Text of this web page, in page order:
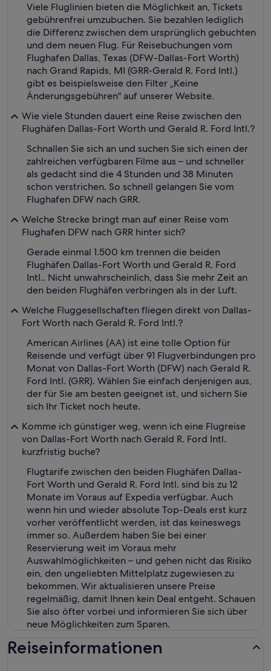
Viele Fluglinien bieten die Möglichkeit an, Tickets
gebührenfrei umzubuchen. Sie bezahlen lediglich
die Differenz zwischen dem ursprünglich gebuchten
und dem neuen Flug. Für Reisebuchungen vom
Flughafen Dallas, Texas (DFW-Dallas-Fort Worth)
nach Grand Rapids, MI (GRR-Gerald R. Ford Intl.)
gibt es beispielsweise den Filter „Keine
Änderungsgebühren" auf unserer Website.
Wie viele Stunden dauert eine Reise zwischen den
Flughäfen Dallas-Fort Worth und Gerald R. Ford Intl.?
Schnallen Sie sich an und suchen Sie sich einen der
zahlreichen verfügbaren Filme aus – und schneller
als gedacht sind die 4 Stunden und 38 Minuten
schon verstrichen. So schnell gelangen Sie vom
Flughafen DFW nach GRR.
Welche Strecke bringt man auf einer Reise vom
Flughafen DFW nach GRR hinter sich?
Gerade einmal 1.500 km trennen die beiden
Flughäfen Dallas-Fort Worth und Gerald R. Ford
Intl.. Nicht unwahrscheinlich, dass Sie mehr Zeit an
den beiden Flughäfen verbringen als in der Luft.
Welche Fluggesellschaften fliegen direkt von Dallas-
Fort Worth nach Gerald R. Ford Intl.?
American Airlines (AA) ist eine tolle Option für
Reisende und verfügt über 91 Flugverbindungen pro
Monat von Dallas-Fort Worth (DFW) nach Gerald R.
Ford Intl. (GRR). Wählen Sie einfach denjenigen aus,
der für Sie am besten geeignet ist, und sichern Sie
sich Ihr Ticket noch heute.
Komme ich günstiger weg, wenn ich eine Flugreise
von Dallas-Fort Worth nach Gerald R. Ford Intl.
kurzfristig buche?
Flugtarife zwischen den beiden Flughäfen Dallas-
Fort Worth und Gerald R. Ford Intl. sind bis zu 12
Monate im Voraus auf Expedia verfügbar. Auch
wenn hin und wieder absolute Top-Deals erst kurz
vorher veröffentlicht werden, ist das keineswegs
immer so. Außerdem haben Sie bei einer
Reservierung weit im Voraus mehr
Auswahlmöglichkeiten – und gehen nicht das Risiko
ein, den ungeliebten Mittelplatz zugewiesen zu
bekommen. Wir aktualisieren unsere Preise
regelmäßig, damit Ihnen kein Deal entgeht. Schauen
Sie also öfter vorbei und informieren Sie sich über
neue Möglichkeiten zum Sparen.
Reiseinformationen